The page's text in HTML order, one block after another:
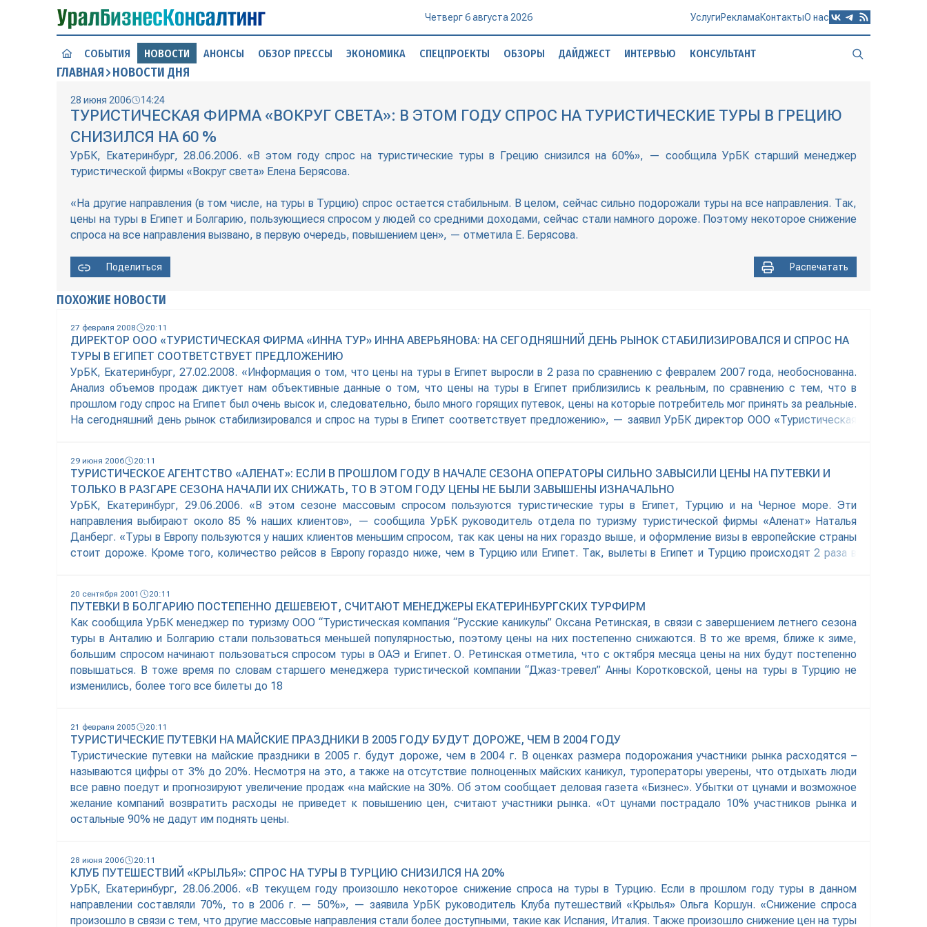
Четверг 6 августа 2026 УслугиРекламаКонтактыО нас
СОБЫТИЯ НОВОСТИ АНОНСЫ ОБЗОР ПРЕССЫ ЭКОНОМИКА СПЕЦПРОЕКТЫ ОБЗОРЫ ДАЙДЖЕСТ ИНТЕРВЬЮ КОНСУЛЬТАНТ
ГЛАВНАЯ НОВОСТИ ДНЯ
28 июня 2006 14:24
ТУРИСТИЧЕСКАЯ ФИРМА «ВОКРУГ СВЕТА»: В ЭТОМ ГОДУ СПРОС НА ТУРИСТИЧЕСКИЕ ТУРЫ В ГРЕЦИЮ
СНИЗИЛСЯ НА 60 %
УрБК, Екатеринбург, 28.06.2006. «В этом году спрос на туристические туры в Грецию снизился на 60%», — сообщила УрБК старший менеджер
туристической фирмы «Вокруг света» Елена Берясова.
«На другие направления (в том числе, на туры в Турцию) спрос остается стабильным. В целом, сейчас сильно подорожали туры на все направления. Так,
цены на туры в Египет и Болгарию, пользующиеся спросом у людей со средними доходами, сейчас стали намного дороже. Поэтому некоторое снижение
спроса на все направления вызвано, в первую очередь, повышением цен», — отметила Е. Берясова.
Поделиться Распечатать
ПОХОЖИЕ НОВОСТИ
27 февраля 2008 20:11
ДИРЕКТОР ООО «ТУРИСТИЧЕСКАЯ ФИРМА «ИННА ТУР» ИННА АВЕРЬЯНОВА: НА СЕГОДНЯШНИЙ ДЕНЬ РЫНОК СТАБИЛИЗИРОВАЛСЯ И СПРОС НА
ТУРЫ В ЕГИПЕТ СООТВЕТСТВУЕТ ПРЕДЛОЖЕНИЮ
УрБК, Екатеринбург, 27.02.2008. «Информация о том, что цены на туры в Египет выросли в 2 раза по сравнению с февралем 2007 года, необоснованна.
Анализ объемов продаж диктует нам объективные данные о том, что цены на туры в Египет приблизились к реальным, по сравнению с тем, что в
прошлом году спрос на Египет был очень высок и, следовательно, было много горящих путевок, цены на которые потребитель мог принять за реальные.
На сегодняшний день рынок стабилизировался и спрос на туры в Египет соответствует предложению», — заявил УрБК директор ООО «Туристическая
29 июня 2006 20:11
ТУРИСТИЧЕСКОЕ АГЕНТСТВО «АЛЕНАТ»: ЕСЛИ В ПРОШЛОМ ГОДУ В НАЧАЛЕ СЕЗОНА ОПЕРАТОРЫ СИЛЬНО ЗАВЫСИЛИ ЦЕНЫ НА ПУТЕВКИ И
ТОЛЬКО В РАЗГАРЕ СЕЗОНА НАЧАЛИ ИХ СНИЖАТЬ, ТО В ЭТОМ ГОДУ ЦЕНЫ НЕ БЫЛИ ЗАВЫШЕНЫ ИЗНАЧАЛЬНО
УрБК, Екатеринбург, 29.06.2006. «В этом сезоне массовым спросом пользуются туристические туры в Египет, Турцию и на Черное море. Эти
направления выбирают около 85 % наших клиентов», — сообщила УрБК руководитель отдела по туризму туристической фирмы «Аленат» Наталья
Данберг. «Туры в Европу пользуются у наших клиентов меньшим спросом, так как цены на них гораздо выше, и оформление визы в европейские страны
стоит дороже. Кроме того, количество рейсов в Европу гораздо ниже, чем в Турцию или Египет. Так, вылеты в Египет и Турцию происходят 2 раза в
20 сентября 2001 20:11
ПУТЕВКИ В БОЛГАРИЮ ПОСТЕПЕННО ДЕШЕВЕЮТ, СЧИТАЮТ МЕНЕДЖЕРЫ ЕКАТЕРИНБУРГСКИХ ТУРФИРМ
Как сообщила УрБК менеджер по туризму ООО “Туристическая компания “Русские каникулы” Оксана Ретинская, в связи с завершением летнего сезона
туры в Анталию и Болгарию стали пользоваться меньшей популярностью, поэтому цены на них постепенно снижаются. В то же время, ближе к зиме,
большим спросом начинают пользоваться спросом туры в ОАЭ и Египет. О. Ретинская отметила, что с октября месяца цены на них будут постепенно
повышаться. В тоже время по словам старшего менеджера туристической компании “Джаз-тревел” Анны Коротковской, цены на туры в Турцию не
изменились, более того все билеты до 18
21 февраля 2005 20:11
ТУРИСТИЧЕСКИЕ ПУТЕВКИ НА МАЙСКИЕ ПРАЗДНИКИ В 2005 ГОДУ БУДУТ ДОРОЖЕ, ЧЕМ В 2004 ГОДУ
Туристические путевки на майские праздники в 2005 г. будут дороже, чем в 2004 г. В оценках размера подорожания участники рынка расходятся –
называются цифры от 3% до 20%. Несмотря на это, а также на отсутствие полноценных майских каникул, туроператоры уверены, что отдыхать люди
все равно поедут и прогнозируют увеличение продаж «на майские на 30%. Об этом сообщает деловая газета «Бизнес». Убытки от цунами и возможное
желание компаний возвратить расходы не приведет к повышению цен, считают участники рынка. «От цунами пострадало 10% участников рынка и
остальные 90% не дадут им поднять цены.
28 июня 2006 20:11
КЛУБ ПУТЕШЕСТВИЙ «КРЫЛЬЯ»: СПРОС НА ТУРЫ В ТУРЦИЮ СНИЗИЛСЯ НА 20%
УрБК, Екатеринбург, 28.06.2006. «В текущем году произошло некоторое снижение спроса на туры в Турцию. Если в прошлом году туры в данном
направлении составляли 70%, то в 2006 г. — 50%», — заявила УрБК руководитель Клуба путешествий «Крылья» Ольга Коршун. «Снижение спроса
произошло в связи с тем, что другие массовые направления стали более доступными, такие как Испания, Италия. Также произошло снижение цен на туры